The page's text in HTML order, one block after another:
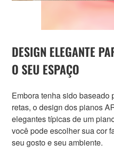
DESIGN ELEGANTE
O SEU ESPAÇO
Embora tenha sido baseado
retas, o design dos pianos
elegantes típicas de um
você pode escolher sua cor
seu gosto e seu ambiente.